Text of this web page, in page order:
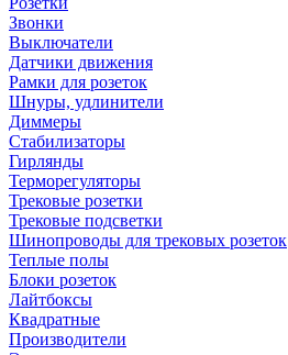
Звонки
Выключатели
Датчики движения
Рамки для розеток
Шнуры, удлинители
Диммеры
Стабилизаторы
Гирлянды
Терморегуляторы
Трековые розетки
Трековые подсветки
Шинопроводы для трековых розеток
Теплые полы
Блоки розеток
Лайтбоксы
Квадратные
Производители